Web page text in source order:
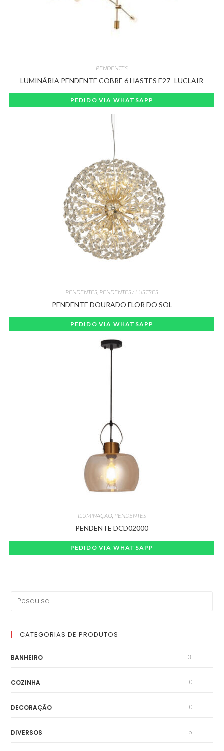
PENDENTES
LUMINÁRIA PENDENTE COBRE 6 HASTES E27- LUCLAIR
PEDIDO VIA WHATSAPP
PENDENTES PENDENTES / LUSTRES
PENDENTE DOURADO FLOR DO SOL
PEDIDO VIA WHATSAPP
ILUMINAÇÃO, PENDENTES
PENDENTE DCD02000
PEDIDO VIA WHATSAPP
CATEGORIAS DE PRODUTOS
BANHEIRO 31
COZINHA 10
DECORAÇÃO 10
DIVERSOS 5